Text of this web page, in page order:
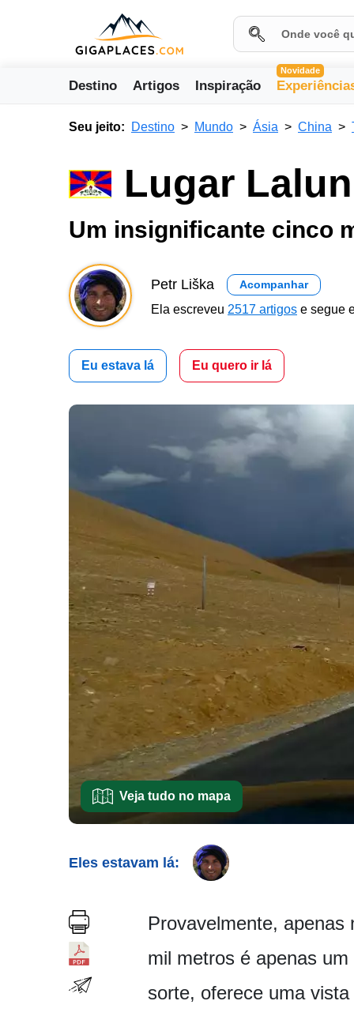
Destino Artigos Inspiração
Novidade
Seu jeito: Destino Mundo Ásia China
Lugar
Um insignificante cinco
Petr Liška Acompanhar
Ela escreveu 2517 artigos e segue
Eu estava lá Eu quero ir lá
Veja tudo no mapa
Eles estavam lá:
Provavelmente,
mil metros é apenas
sorte, oferece uma